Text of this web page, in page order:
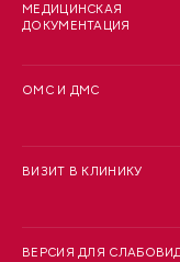
МЕДИЦИНСКАЯ
ДОКУМЕНТАЦИЯ
ОМС И ДМС
ВИЗИТ В КЛИНИКУ
ВЕРСИЯ ДЛЯ